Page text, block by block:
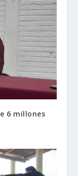
6 millones